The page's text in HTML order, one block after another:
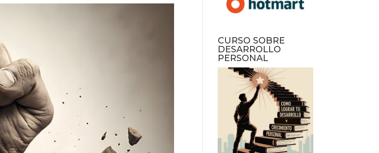
CURSO SOBRE
DESARROLLO
PERSONAL